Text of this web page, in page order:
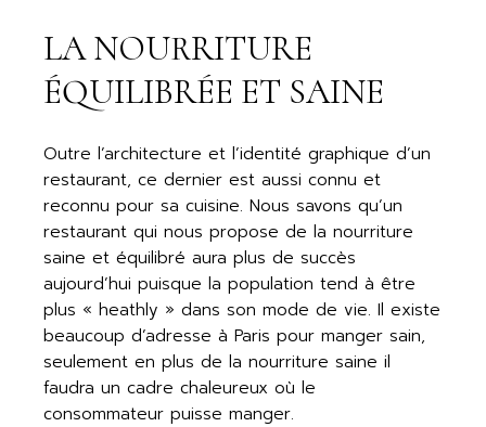
LA NOURRITURE
ÉQUILIBRÉE ET SAINE
Outre l’architecture et l’identité graphique d’un
restaurant, ce dernier est aussi connu et
reconnu pour sa cuisine. Nous savons qu’un
restaurant qui nous propose de la nourriture
saine et équilibré aura plus de succès
aujourd’hui puisque la population tend à être
plus « heathly » dans son mode de vie. Il existe
beaucoup d’adresse à Paris pour manger sain,
seulement en plus de la nourriture saine il
faudra un cadre chaleureux où le
consommateur puisse manger.